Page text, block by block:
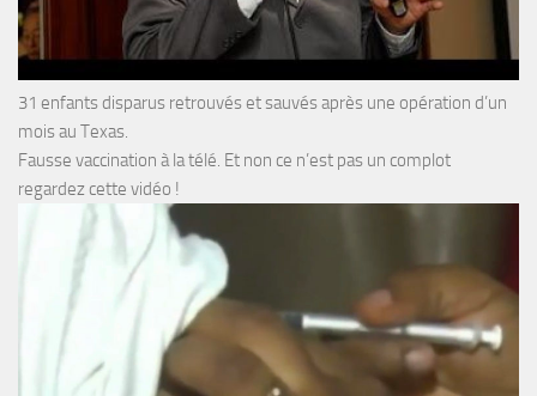
31 enfants disparus retrouvés et sauvés après une opération d’un
mois au Texas.
Fausse vaccination à la télé. Et non ce n’est pas un complot
regardez cette vidéo !